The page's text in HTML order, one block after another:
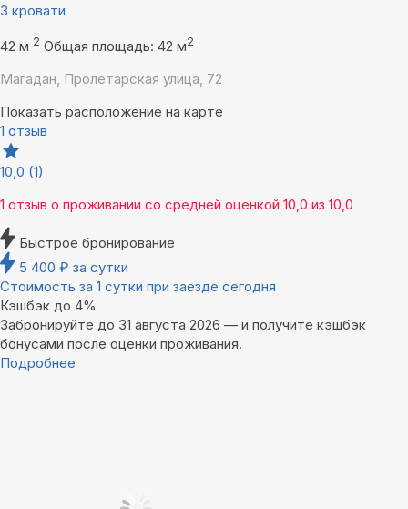
3 кровати
42 м 2 Общая площадь: 42 м2
Магадан, Пролетарская улица, 72
Показать расположение на карте
1 отзыв
10,0 (1)
1 отзыв о проживании со средней оценкой 10,0 из 10,0
Быстрое бронирование
5 400 ₽ за сутки
Стоимость за 1 сутки при заезде сегодня
Кэшбэк до 4%
Забронируйте до 31 августа 2026 — и получите кэшбэк
бонусами после оценки проживания.
Подробнее